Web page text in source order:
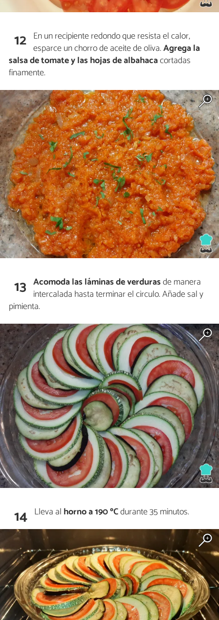
12 En un recipiente redondo que resista el calor,
esparce un chorro de aceite de oliva.Agrega la
salsa de tomate y las hojas de albahacacortadas
finamente.
13 Acomoda las láminas de verdurasde manera
intercalada hasta terminar el circulo. Añade sal y
pimienta.
14 Lleva al horno a 190 ºCdurante 35 minutos.